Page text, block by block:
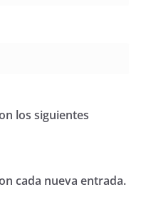
los siguientes
cada nueva entrada.